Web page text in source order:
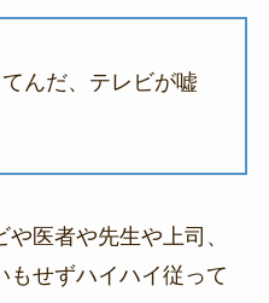
んだ、テレビが嘘
医者や先生や上司、
もせずハイハイ従って